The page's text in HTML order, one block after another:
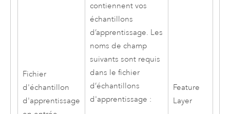
Fichier
d'échantillon
d'apprentissage
contiennent vos
échantillons
d’apprentissage. Les
noms de champ
suivants sont requis
dans le fichier
d’échantillons
d'apprentissage :
Feature
Layer